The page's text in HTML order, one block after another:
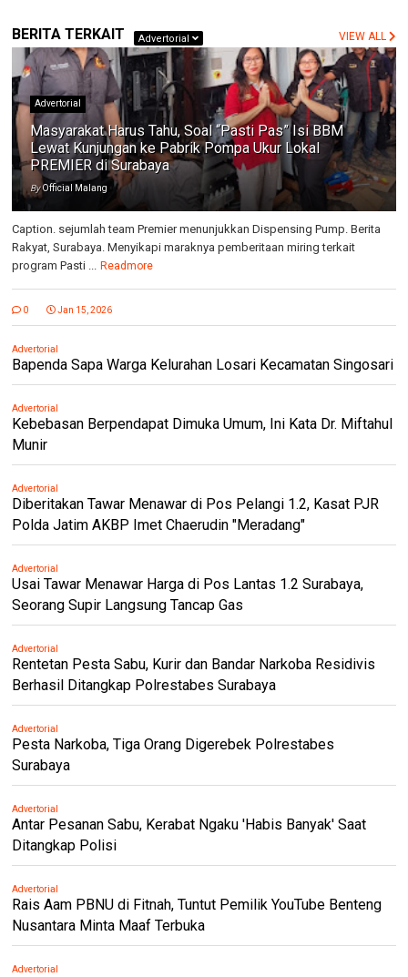
BERITA TERKAIT Advertorial VIEW ALL
Advertorial
Masyarakat Harus Tahu, Soal “Pasti Pas” Isi BBM
Lewat Kunjungan ke Pabrik Pompa Ukur Lokal
PREMIER di Surabaya
ByOfficial Malang
Caption. sejumlah team Premier menunjukkan Dispensing Pump. Berita
Rakyat, Surabaya. Menyikapi maraknya pemberitaan miring terkait
program Pasti ... Readmore
0 Jan 15, 2026
Advertorial
Bapenda Sapa Warga Kelurahan Losari Kecamatan Singosari
Advertorial
Kebebasan Berpendapat Dimuka Umum, Ini Kata Dr. Miftahul
Munir
Advertorial
Diberitakan Tawar Menawar di Pos Pelangi 1.2, Kasat PJR
Polda Jatim AKBP Imet Chaerudin "Meradang"
Advertorial
Usai Tawar Menawar Harga di Pos Lantas 1.2 Surabaya,
Seorang Supir Langsung Tancap Gas
Advertorial
Rentetan Pesta Sabu, Kurir dan Bandar Narkoba Residivis
Berhasil Ditangkap Polrestabes Surabaya
Advertorial
Pesta Narkoba, Tiga Orang Digerebek Polrestabes
Surabaya
Advertorial
Antar Pesanan Sabu, Kerabat Ngaku 'Habis Banyak' Saat
Ditangkap Polisi
Advertorial
Rais Aam PBNU di Fitnah, Tuntut Pemilik YouTube Benteng
Nusantara Minta Maaf Terbuka
Advertorial